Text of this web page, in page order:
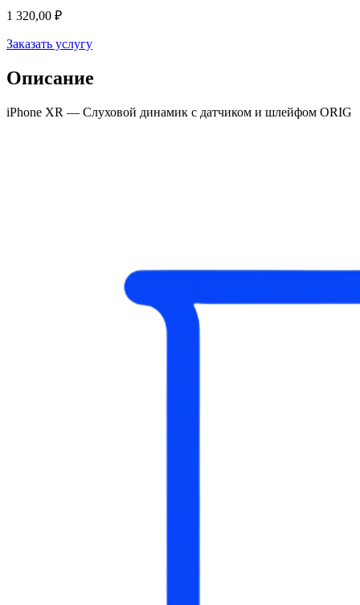
1 320,00 ₽
Заказать услугу
Описание
iPhone XR — Cлуховой динамик с датчиком и шлейфом ORIG